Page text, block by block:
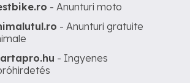
- Anunturi moto
- Anunturi gratuite
- Ingyenes